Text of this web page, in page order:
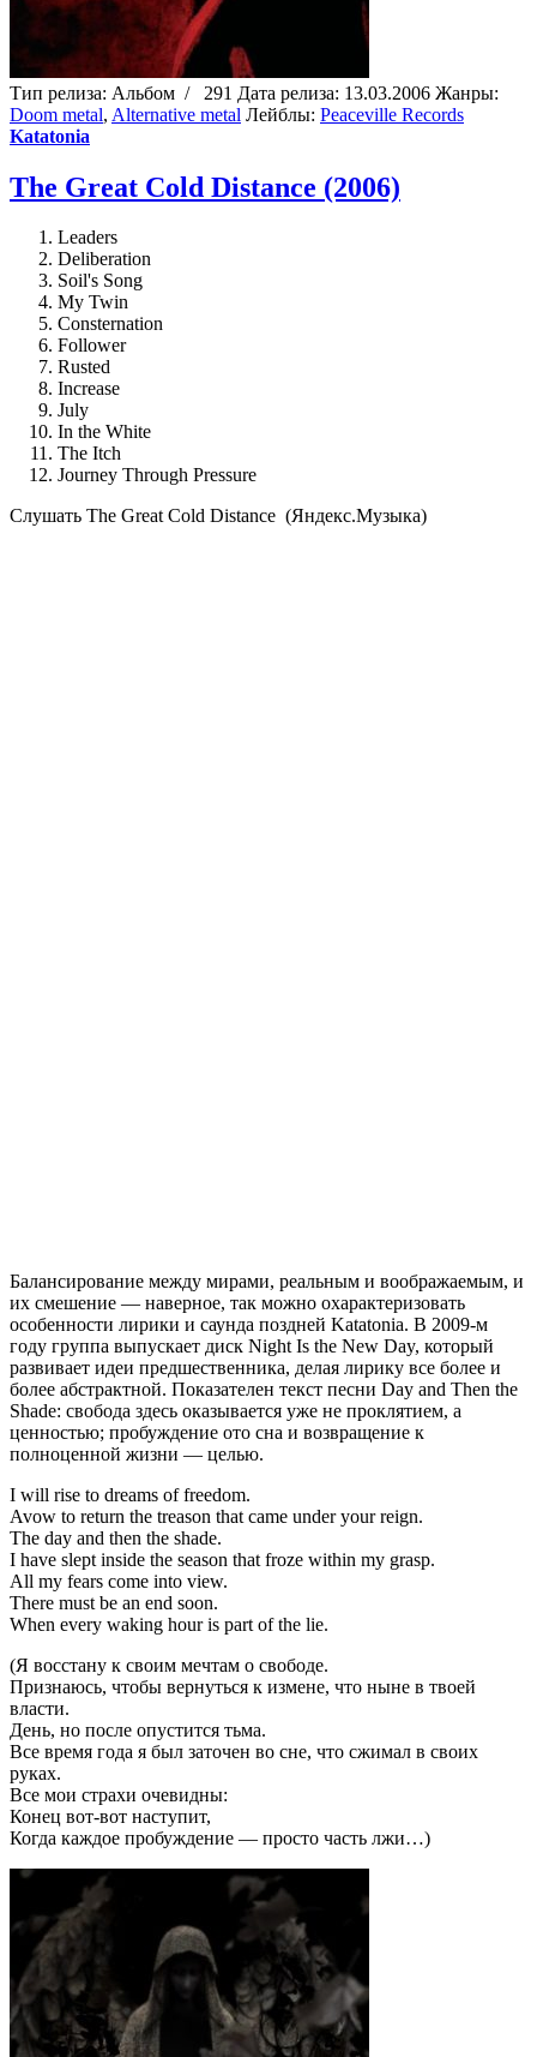
Тип релиза: Альбом / 291 Дата релиза: 13.03.2006 Жанры:
Doom metal, Alternative metal Лейблы: Peaceville Records
Katatonia
The Great Cold Distance (2006)
Leaders
Deliberation
Soil's Song
My Twin
Consternation
Follower
Rusted
Increase
July
In the White
The Itch
Journey Through Pressure
Cлушать The Great Cold Distance (Яндекс.Музыка)
Балансирование между мирами, реальным и воображаемым, и
их смешение — наверное, так можно охарактеризовать
особенности лирики и саунда поздней Katatonia. В 2009-м
году группа выпускает диск Night Is the New Day, который
развивает идеи предшественника, делая лирику все более и
более абстрактной. Показателен текст песни Day and Then the
Shade: свобода здесь оказывается уже не проклятием, а
ценностью; пробуждение ото сна и возвращение к
полноценной жизни — целью.
I will rise to dreams of freedom.
Avow to return the treason that came under your reign.
The day and then the shade.
I have slept inside the season that froze within my grasp.
All my fears come into view.
There must be an end soon.
When every waking hour is part of the lie.
(Я восстану к своим мечтам о свободе.
Признаюсь, чтобы вернуться к измене, что ныне в твоей
власти.
День, но после опустится тьма.
Все время года я был заточен во сне, что сжимал в своих
руках.
Все мои страхи очевидны:
Конец вот-вот наступит,
Когда каждое пробуждение — просто часть лжи…)